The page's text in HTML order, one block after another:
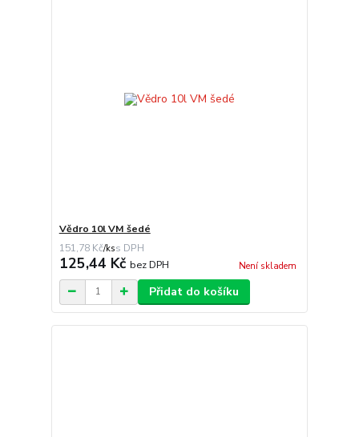
Vědro 10l VM šedé
151,78 Kč/ks
125,44 Kč bez DPH Není skladem
Přidat do košíku